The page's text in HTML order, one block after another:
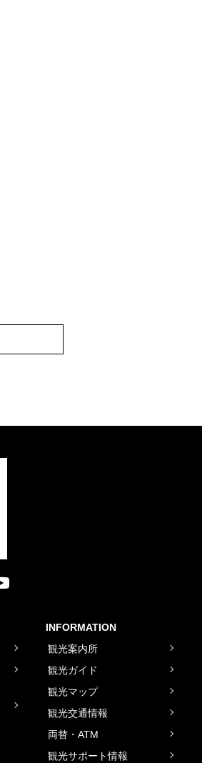
INFORMATION
観光案内所
観光ガイド
観光マップ
観光交通情報
両替・ATM
観光サポート情報